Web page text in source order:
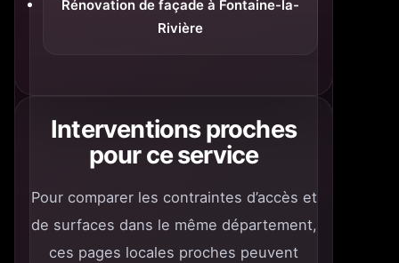
Rénovation de façade à Fontaine-la-
Rivière
Interventions proches
pour ce service
Pour comparer les contraintes d’accès et
de surfaces dans le même département,
ces pages locales proches peuvent